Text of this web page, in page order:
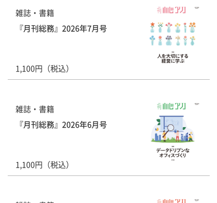
雑誌・書籍
『月刊総務』2026年7月号
1,100円（税込）
雑誌・書籍
『月刊総務』2026年6月号
1,100円（税込）